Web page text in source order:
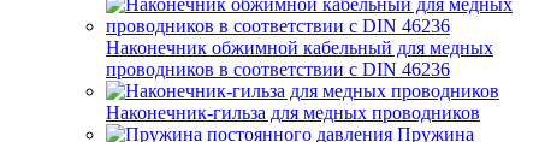
Наконечник обжимной кабельный для медных
проводников в соответствии с DIN 46236
Наконечник-гильза для медных проводников
Пружина